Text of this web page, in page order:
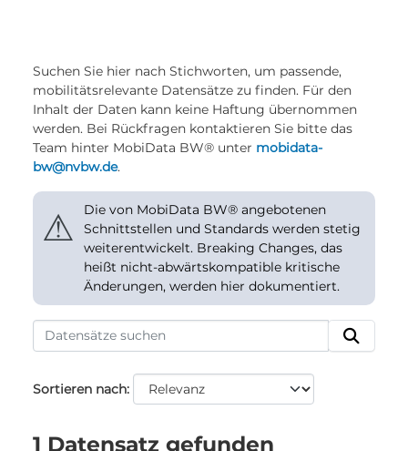
Suchen Sie hier nach Stichworten, um passende,
mobilitätsrelevante Datensätze zu finden. Für den
Inhalt der Daten kann keine Haftung übernommen
werden. Bei Rückfragen kontaktieren Sie bitte das
Team hinter MobiData BW® unter mobidata-
bw@nvbw.de.
⚠
Die von MobiData BW® angebotenen
Schnittstellen und Standards werden stetig
weiterentwickelt. Breaking Changes, das
heißt nicht-abwärtskompatible kritische
Änderungen, werden hier dokumentiert.
Sortieren nach
1 Datensatz gefunden